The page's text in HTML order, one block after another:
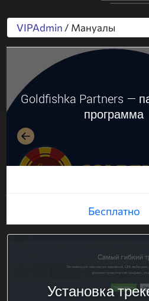
VIPAdmin / Мануалы
Goldfishka Partners —
программа
Бесплатно
Назад
Установка